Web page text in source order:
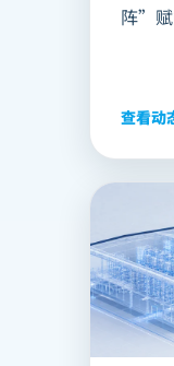
阵”赋
网资
查看动